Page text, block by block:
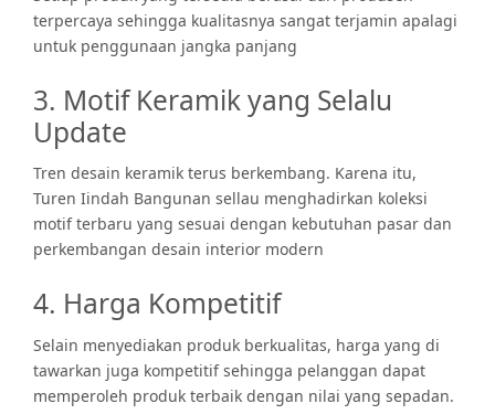
terpercaya sehingga kualitasnya sangat terjamin apalagi
untuk penggunaan jangka panjang
3. Motif Keramik yang Selalu
Update
Tren desain keramik terus berkembang. Karena itu,
Turen Iindah Bangunan sellau menghadirkan koleksi
motif terbaru yang sesuai dengan kebutuhan pasar dan
perkembangan desain interior modern
4. Harga Kompetitif
Selain menyediakan produk berkualitas, harga yang di
tawarkan juga kompetitif sehingga pelanggan dapat
memperoleh produk terbaik dengan nilai yang sepadan.